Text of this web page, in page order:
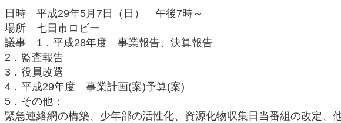
日時 平成29年5月7日（日） 午後7時～
場所 七日市ロビー
議事 1．平成28年度 事業報告、決算報告
2．監査報告
3．役員改選
4．平成29年度 事業計画(案)予算(案)
5．その他：
緊急連絡網の構築、少年部の活性化、資源化物収集日当番組の改定、